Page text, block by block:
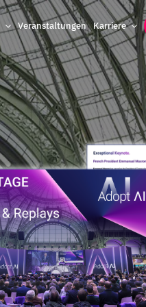
Veranstaltungen Karriere